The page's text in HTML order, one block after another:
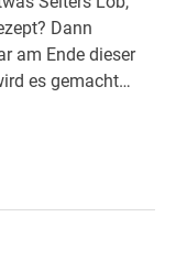
Dann
am Ende dieser
es gemacht…